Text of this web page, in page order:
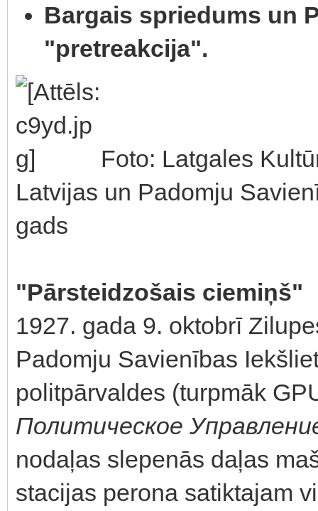
Bargais spriedums un
"pretreakcija".
Foto: Latgales
Latvijas un Padomju
gads
"Pārsteidzošais ciemiņš"
1927. gada 9. oktobrī
Padomju Savienības
politpārvaldes (turpmāk
Политическое
nodaļas slepenās daļas
stacijas perona satiktajam